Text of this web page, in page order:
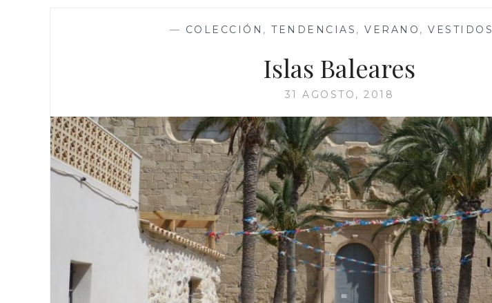
— COLECCIÓN ,TENDENCIAS ,VERANO ,VESTIDOS
Islas Baleares
31 AGOSTO, 2018